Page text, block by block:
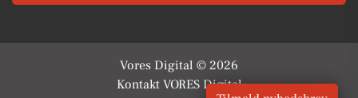
Vores Digital © 2026
Kontakt VORES Digital